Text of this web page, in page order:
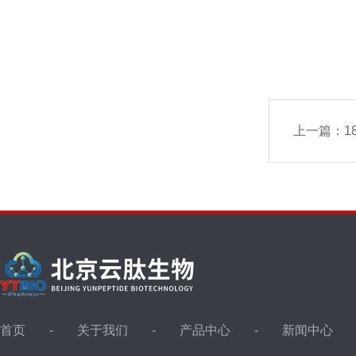
上一篇：
首页 关于我们 产品中心 新闻中心